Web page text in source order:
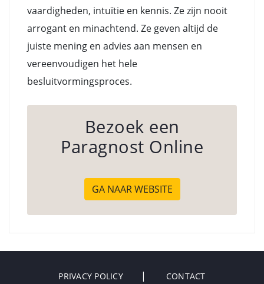
vaardigheden, intuïtie en kennis. Ze zijn nooit
arrogant en minachtend. Ze geven altijd de
juiste mening en advies aan mensen en
vereenvoudigen het hele
besluitvormingsproces.
Bezoek een
Paragnost Online
GA NAAR WEBSITE
PRIVACY POLICY CONTACT